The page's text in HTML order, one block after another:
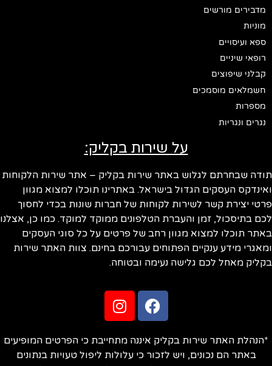
מדבירים מורשים
מוניות
ספא ועיסויים
רופאי שיניים
קבלני שיפוצים
חשמלאים מוסמכים
מספרות
נגרים ונגריות
על שירות בקליק:
תודה שבחרתם לגלוש באתר שירות בקליק – אתר שירות הלקוחות
ואינדקס העסקים הגדול בישראל. באתרינו תוכלו למצוא מגוון
פרטי יצירת קשר לשירות לקוחות של חברות שונות בכדי לחסוך
לכם בתיסכול, זמן והעברת הטלפונים ממוקד למוקד. כמו כן, אצלנו
באתר תוכלו למצוא מגוון רחב של פרטים על כל סוגי העסקים
ומאגרי מידע ענקיים הפתוחים עבורכם בחינם. צוות האתר שירות
בקליק מאחל לכם גלישה נעימה ובטוחה.
*הנהלת האתר שירות בקליק איננה מתחייבת כי הפרטים המופיעים
באתר הם נכונים, ויש לזכור כי עלולות ליפול טעויות בנתונים